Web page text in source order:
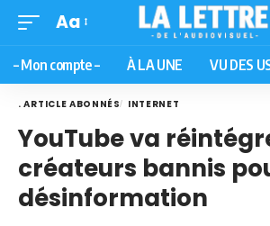
Aa
– Mon compte – À LA UNE VU DES
. ARTICLE ABONNÉS INTERNET
YouTube va
créateurs bannis
désinformation